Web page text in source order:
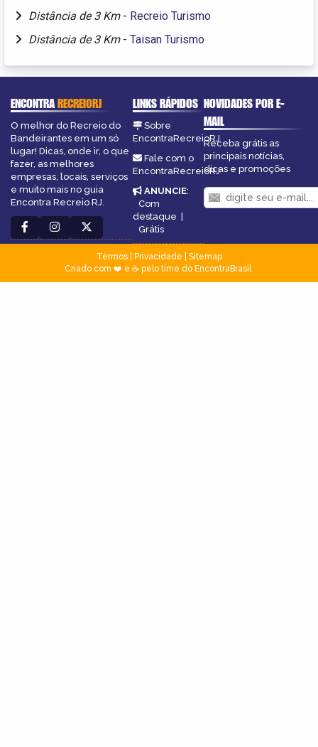
Distância de 3 Km - Recreio Turismo
Distância de 3 Km - Taisan Turismo
ENCONTRARECREIORJ
O melhor do Recreio do
Bandeirantes em um só
lugar! Dicas, onde ir, o que
fazer, as melhores
empresas, locais, serviços
e muito mais no guia
Encontra Recreio RJ.
LINKS RÁPIDOS
Sobre
EncontraRecreioRJ
Fale com o
EncontraRecreioRJ
ANUNCIE:
Com
destaque |
Grátis
NOVIDADES POR E-
MAIL
Receba grátis as
principais notícias,
dicas e promoções
Termos| Privacidade
Sitemap
Criado com ❤️ e ☕ pelo time do EncontraBrasil